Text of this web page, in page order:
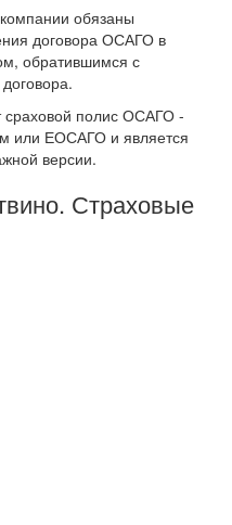
обязаны
договора ОСАГО в
обратившимся с
сраховой полис ОСАГО -
или ЕОСАГО и является
версии.
Страховые